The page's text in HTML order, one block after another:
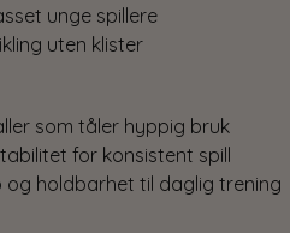
unge spillere
uten klister
som tåler hyppig bruk
for konsistent spill
og holdbarhet til daglig trening